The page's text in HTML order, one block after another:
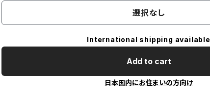
選択なし
International shipping available
Add to cart
日本国内にお住まいの方向け